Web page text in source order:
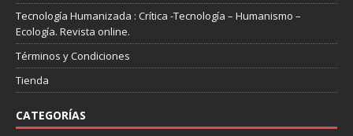
Tecnología Humanizada : Crítica -Tecnología – Humanismo –
Ecología. Revista online.
Términos y Condiciones
Tienda
CATEGORÍAS